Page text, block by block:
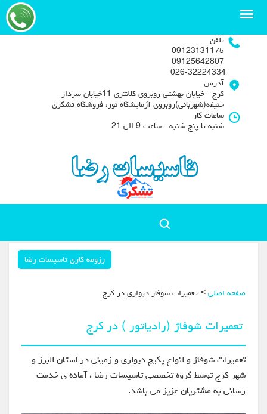
تلفن
09123131175
09125642807
آدرس
کرج - خیابان بهشتی روبروی کلانتری 11خیابان سردار
حنیفه(شهربانی)روبروی آزمایشگاه نور، فروشگاه تشکری
ساعات کار
شنبه تا پنج شنبه - ساعت 9 الی 21
رزومه کاری تاسیسات رضا
صفحه اصلی> تعمیرات شوفاژ دیواری در کرج
تعمیرات شوفاژ (رادیاتور ) در کرج
تعمیرات شوفاژ و انواع پکیج دیواری و زمینی در استان البرز و
شهر کرج توسط گروه تخصصی تاسیسات رضا ، آماده ی خدمت
رسانی به مشتریان عزیز می باشد.